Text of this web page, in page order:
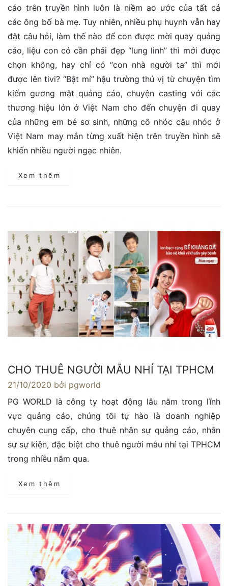
cáo trên truyền hình luôn là niềm ao ước của tất cả
các ông bố bà mẹ. Tuy nhiên, nhiều phụ huynh vẫn hay
đặt câu hỏi, làm thế nào để con được mời quay quảng
cáo, liệu con có cần phải đẹp “lung linh” thì mới được
chọn không, hay chỉ có “con nhà người ta” thì mới
được lên tivi? “Bật mí” hậu trường thú vị từ chuyện tìm
kiếm gương mặt quảng cáo, chuyện casting với các
thương hiệu lớn ở Việt Nam cho đến chuyện đi quay
của những em bé sơ sinh, những cô nhóc cậu nhóc ở
Việt Nam may mắn từng xuất hiện trên truyền hình sẽ
khiến nhiều người ngạc nhiên.
Xem thêm
CHO THUÊ NGƯỜI MẪU NHÍ TẠI TPHCM
21/10/2020 bởi pgworld
PG WORLD là công ty hoạt động lâu năm trong lĩnh
vực quảng cáo, chúng tôi tự hào là doanh nghiệp
chuyên cung cấp, cho thuê nhân sự quảng cáo, nhân
sự sự kiện, đặc biệt cho thuê người mẫu nhí tại TPHCM
trong nhiều năm qua.
Xem thêm